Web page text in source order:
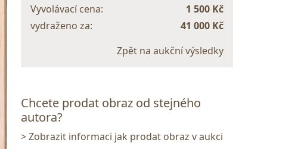
Vyvolávací cena:
1 500 Kč
vydraženo za:
41 000 Kč
Zpět na aukční výsledky
Chcete prodat obraz od stejného
autora?
> Zobrazit informaci jak prodat obraz v aukci